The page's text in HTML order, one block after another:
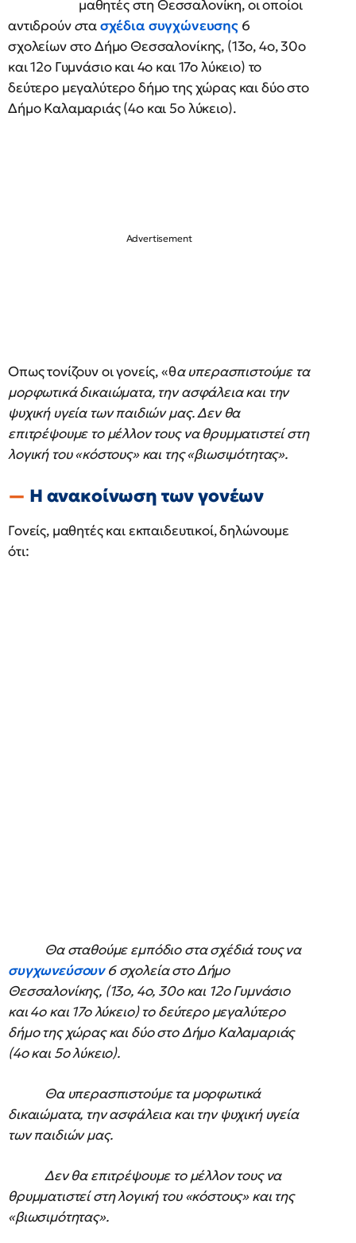
μαθητές στη Θεσσαλονίκη, οι οποίοι
αντιδρούνστασχέδια συγχώνευσης6
σχολείων στο Δήμο Θεσσαλονίκης, (13ο, 4ο, 30ο
και 12ο Γυμνάσιο και 4ο και 17ο λύκειο) το
δεύτερο μεγαλύτερο δήμο της χώρας και δύο στο
Δήμο Καλαμαριάς (4ο και 5ο λύκειο).
Οπως τονίζουν οι γονείς, «θα υπερασπιστούμε τα
μορφωτικά δικαιώματα, την ασφάλεια και την
ψυχική υγεία των παιδιών μας. Δεν θα
επιτρέψουμε το μέλλον τους να θρυμματιστεί στη
λογική του «κόστους» και της «βιωσιμότητας».
Η ανακοίνωση των γονέων
Γονείς, μαθητές και εκπαιδευτικοί, δηλώνουμε
ότι:
Θα σταθούμε εμπόδιο στα σχέδιά τους να
συγχωνεύσουν6 σχολεία στο Δήμο
Θεσσαλονίκης, (13ο, 4ο, 30ο και 12ο Γυμνάσιο
και 4ο και 17ο λύκειο) το δεύτερο μεγαλύτερο
δήμο της χώρας και δύο στο Δήμο Καλαμαριάς
(4ο και 5ο λύκειο).
Θα υπερασπιστούμε τα μορφωτικά
δικαιώματα, την ασφάλεια και την ψυχική υγεία
των παιδιών μας.
Δεν θα επιτρέψουμε το μέλλον τους να
θρυμματιστεί στη λογική του «κόστους» και της
«βιωσιμότητας».